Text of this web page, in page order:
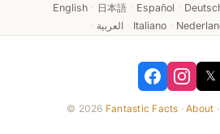
English · 日本語 · Español ·
· العربية · Italiano ·
𝕏
© 2026 Fantastic Facts ·About